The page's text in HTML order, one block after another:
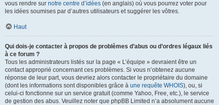
vous rendre sur notre centre d’idées (en anglais) où vous pourrez voter pour
les idées soumises par d’autres utilisateurs et suggérer les vôtres.
Haut
Qui dois-je contacter à propos de problèmes d’abus ou d’ordres légaux liés
à ce forum ?
Tous les administrateurs listés sur la page « L’équipe » devraient être un
contact approprié concernant ces problèmes. Si vous n’obtenez aucune
réponse de leur part, vous devriez alors contacter le propriétaire du domaine
(dont les informations sont disponibles grâce à une requête WHOIS), ou, si
celui-ci fonctionne sur un service gratuit (comme Yahoo, Free, etc.), le service
de gestion des abus. Veuillez noter que phpBB Limited n’a absolument aucune